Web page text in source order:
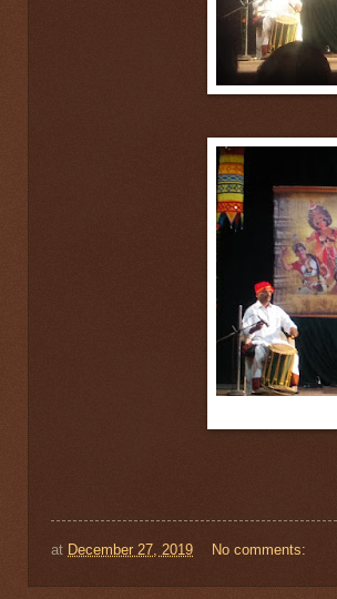
at December 27, 2019 No comments: